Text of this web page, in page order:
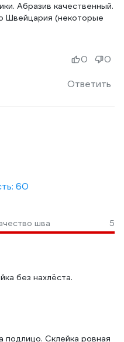
Абразив качественный.
Швейцария (некоторые
Ответить
0 0
60
шва
5
без нахлёста.
подлицо. Склейка ровная